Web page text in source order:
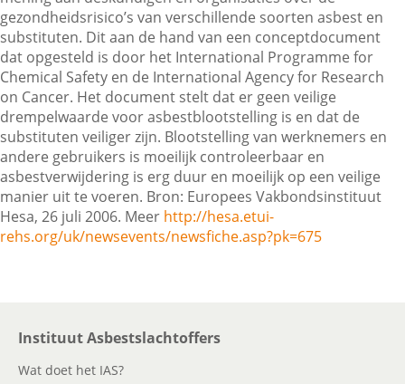
Contactgegevens
Zoeken
gezondheidsrisico’s van verschillende soorten asbest en
substituten. Dit aan de hand van een conceptdocument
dat opgesteld is door het International Programme for
Chemical Safety en de International Agency for Research
on Cancer. Het document stelt dat er geen veilige
drempelwaarde voor asbestblootstelling is en dat de
substituten veiliger zijn. Blootstelling van werknemers en
andere gebruikers is moeilijk controleerbaar en
asbestverwijdering is erg duur en moeilijk op een veilige
manier uit te voeren. Bron: Europees Vakbondsinstituut
Hesa, 26 juli 2006. Meer http://hesa.etui-
rehs.org/uk/newsevents/newsfiche.asp?pk=675
Instituut Asbestslachtoffers
Wat doet het IAS?